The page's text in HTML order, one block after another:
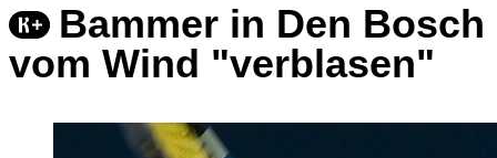
Bammer in Den Bosch
vom Wind "verblasen"